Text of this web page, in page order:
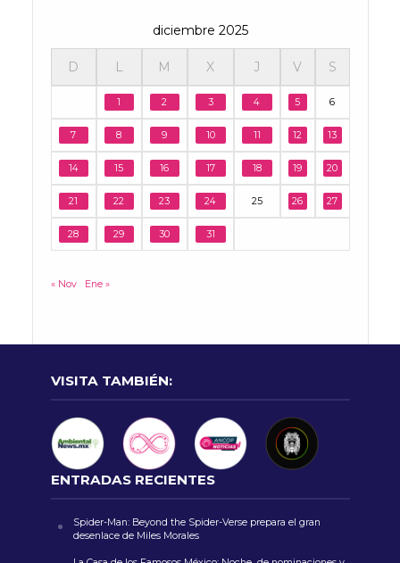
diciembre 2025
D L M X J V S
1 2 3 4 5 6
7 8 9 10 11 12 13
14 15 16 17 18 19 20
21 22 23 24 25 26 27
28 29 30 31
« Nov Ene »
VISITA TAMBIÉN:
ENTRADAS RECIENTES
Spider-Man: Beyond the Spider-Verse prepara el gran
desenlace de Miles Morales